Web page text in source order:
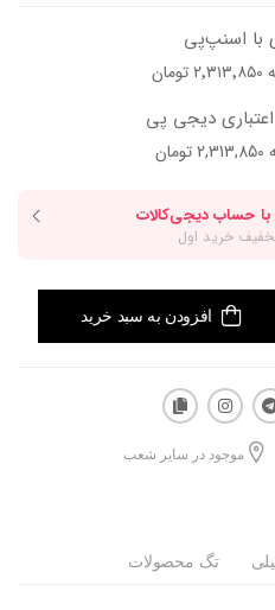
با اسنپ‌پی
دیجی پی
افزودن به سبد خرید
موجود در سایر شعب
تگ محصولات